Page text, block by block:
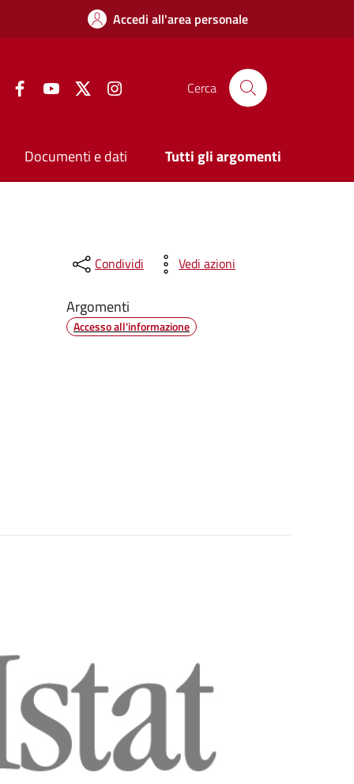
Accedi all'area personale
FacebookYouTube Twitter Cerca
Documenti e dati Tutti gli argomenti
Condividi Vedi azioni
Argomenti
Accesso all'informazione